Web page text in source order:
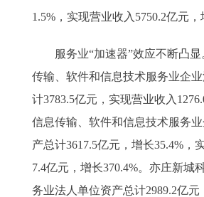
1.5%，实现营业收入5750.2亿元，
服务业“加速器”效应不断凸显
传输、软件和信息技术服务业企
计3783.5亿元，实现营业收入
信息传输、软件和信息技术服务
产总计3617.5亿元，增长35.4%，
7.4亿元，增长370.4%。亦庄新城
务业法人单位资产总计2989.2亿